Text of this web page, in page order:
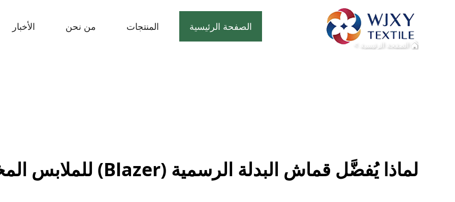
الصفحة الرئيسية المنتجات من نحن الأخبار
الصفحة الرئيسية >
لماذا يُفضَّل قماش البدلة الرسمية (Blazer) للملابس المخصصة والمهنية